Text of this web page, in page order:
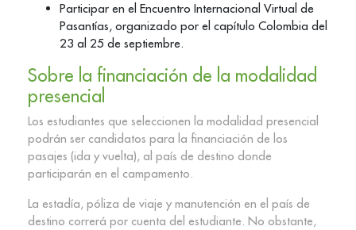
Participar en el Encuentro Internacional Virtual de
Pasantías, organizado por el capítulo Colombia del
23 al 25 de septiembre.
Sobre la financiación de la modalidad
presencial
Los estudiantes que seleccionen la modalidad presencial
podrán ser candidatos para la financiación de los
pasajes (ida y vuelta), al país de destino donde
participarán en el campamento.
La estadía, póliza de viaje y manutención en el país de
destino correrá por cuenta del estudiante. No obstante,